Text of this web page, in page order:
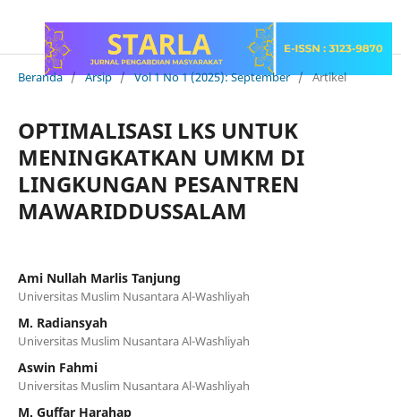
Beranda / Arsip / Vol 1 No 1 (2025): September / Artikel
OPTIMALISASI LKS UNTUK
MENINGKATKAN UMKM DI
LINGKUNGAN PESANTREN
MAWARIDDUSSALAM
Ami Nullah Marlis Tanjung
Universitas Muslim Nusantara Al-Washliyah
M. Radiansyah
Universitas Muslim Nusantara Al-Washliyah
Aswin Fahmi
Universitas Muslim Nusantara Al-Washliyah
M. Guffar Harahap